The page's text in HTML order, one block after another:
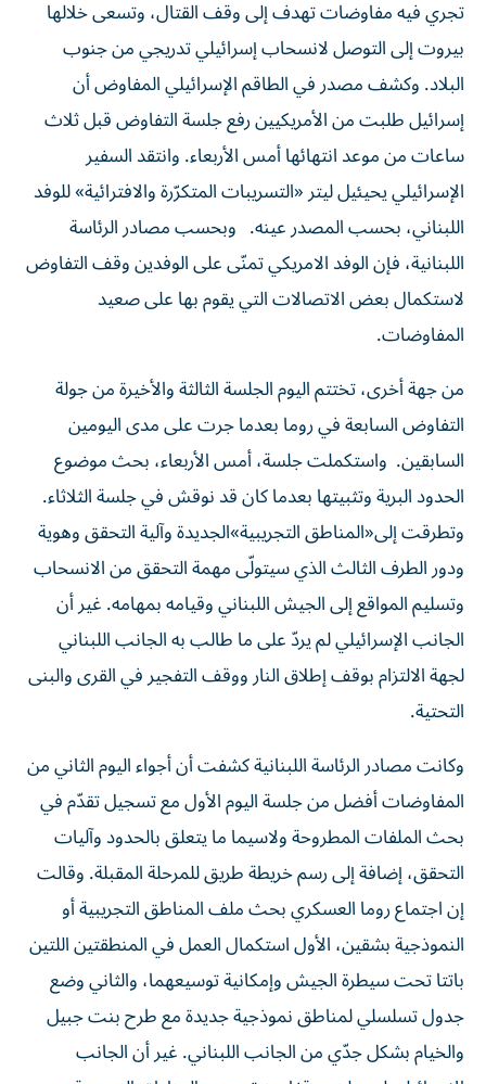
تجري فيه مفاوضات تهدف إلى وقف القتال، وتسعى خلالها
بيروت إلى التوصل لانسحاب إسرائيلي تدريجي من جنوب
البلاد. وكشف مصدر في الطاقم الإسرائيلي المفاوض أن
إسرائيل طلبت من الأمريكيين رفع جلسة التفاوض قبل ثلاث
ساعات من موعد انتهائها أمس الأربعاء. وانتقد السفير
الإسرائيلي يحيئيل ليتر «التسريبات المتكرّرة والافترائية» للوفد
اللبناني، بحسب المصدر عينه. وبحسب مصادر الرئاسة
اللبنانية، فإن الوفد الامريكي تمنّى على الوفدين وقف التفاوض
لاستكمال بعض الاتصالات التي يقوم بها على صعيد
المفاوضات.
من جهة أخرى، تختتم اليوم الجلسة الثالثة والأخيرة من جولة
التفاوض السابعة في روما بعدما جرت على مدى اليومين
السابقين. واستكملت جلسة، أمس الأربعاء، بحث موضوع
الحدود البرية وتثبيتها بعدما كان قد نوقش في جلسة الثلاثاء.
وتطرقت إلى«المناطق التجريبية»الجديدة وآلية التحقق وهوية
ودور الطرف الثالث الذي سيتولّى مهمة التحقق من الانسحاب
وتسليم المواقع إلى الجيش اللبناني وقيامه بمهامه. غير أن
الجانب الإسرائيلي لم يردّ على ما طالب به الجانب اللبناني
لجهة الالتزام بوقف إطلاق النار ووقف التفجير في القرى والبنى
التحتية.
وكانت مصادر الرئاسة اللبنانية كشفت أن أجواء اليوم الثاني من
المفاوضات أفضل من جلسة اليوم الأول مع تسجيل تقدّم في
بحث الملفات المطروحة ولاسيما ما يتعلق بالحدود وآليات
التحقق، إضافة إلى رسم خريطة طريق للمرحلة المقبلة. وقالت
إن اجتماع روما العسكري بحث ملف المناطق التجريبية أو
النموذجية بشقين، الأول استكمال العمل في المنطقتين اللتين
باتتا تحت سيطرة الجيش وإمكانية توسيعهما، والثاني وضع
جدول تسلسلي لمناطق نموذجية جديدة مع طرح بنت جبيل
والخيام بشكل جدّي من الجانب اللبناني. غير أن الجانب